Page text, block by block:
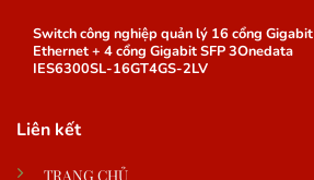
Switch công nghiệp quản lý 16 cổng Gigabit
Ethernet + 4 cổng Gigabit SFP 3Onedata
IES6300SL-16GT4GS-2LV
Liên kết
TRANG CHỦ